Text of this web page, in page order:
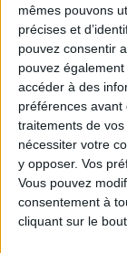
mêmes pouvons
précises et
pouvez consentir
pouvez
accéder à des
préférences avant
traitements de
nécessiter votre
y opposer. Vos
Vous pouvez
consentement à
cliquant sur le
Nous vous
rentrée littéraire
découvertes.